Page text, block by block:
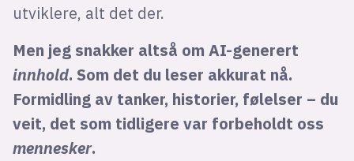
utviklere, alt det der.
Men jeg snakker altså om AI-generert
innhold. Som det du leser akkurat nå.
Formidling av tanker, historier, følelser – du
veit, det som tidligere var forbeholdt oss
mennesker.